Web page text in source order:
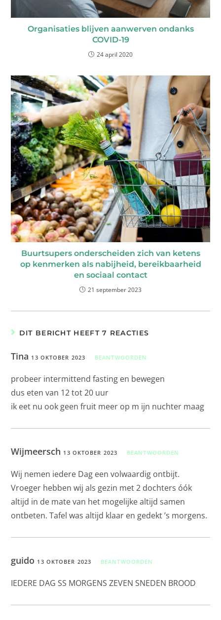
Organisaties blijven aanwerven ondanks
COVID-19
24 april 2020
Buurtsupers onderscheiden zich van ketens
op kenmerken als nabijheid, bereikbaarheid
en sociaal contact
21 september 2023
DIT BERICHT HEEFT 7 REACTIES
Tina 13 OKTOBER 2023 BEANTWOORDEN
probeer intermittend fasting en bewegen
dus eten van 12 tot 20 uur
ik eet nu ook geen fruit meer op m ijn nuchter maag
Wijmeersch 13 OKTOBER 2023 BEANTWOORDEN
Wij nemen iedere Dag een volwaardig ontbijt.
Vroeger hebben wij als gezin met 2 dochters óók
altijd in de mate van het mogelijke altijd samen
ontbeten. Tafel was altijd klaar en gedekt ’s morgens.
guido 13 OKTOBER 2023 BEANTWOORDEN
IEDERE DAG SS MORGENS ZEVEN SNEDEN BROOD